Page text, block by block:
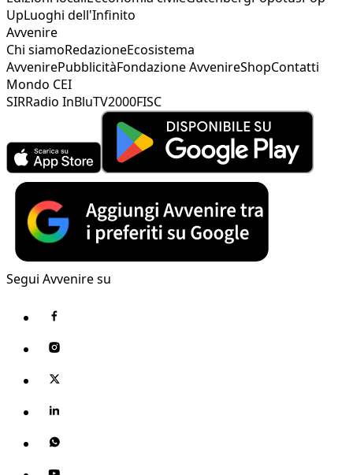
UpLuoghi dell'Infinito
Avvenire
Chi siamoRedazioneEcosistema
AvvenirePubblicitàFondazione AvvenireShopContatti
Mondo CEI
SIRRadio InBluTV2000FISC
Segui Avvenire su